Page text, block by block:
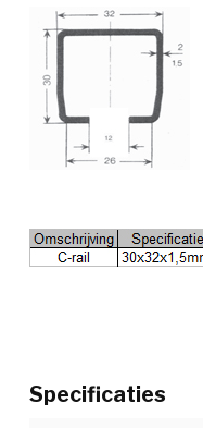
Specificaties